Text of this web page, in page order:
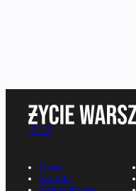
O nas
Kontakt